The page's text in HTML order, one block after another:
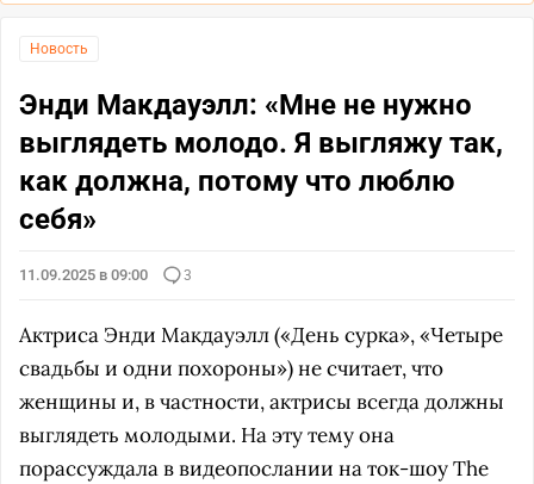
Новость
Энди Макдауэлл: «Мне не нужно
выглядеть молодо. Я выгляжу так,
как должна, потому что люблю
себя»
11.09.2025 в 09:00 3
Актриса Энди Макдауэлл («День сурка», «Четыре
свадьбы и одни похороны») не считает, что
женщины и, в частности, актрисы всегда должны
выглядеть молодыми. На эту тему она
порассуждала в видеопослании на ток-шоу The